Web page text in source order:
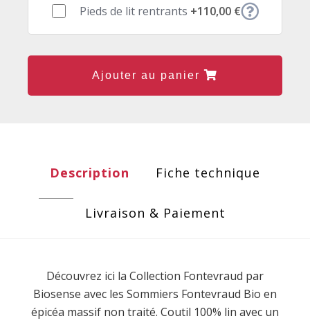
Pieds de lit rentrants +110,00 €
Ajouter au panier
Description Fiche technique
Livraison & Paiement
Découvrez ici la Collection Fontevraud par
Biosense avec les Sommiers Fontevraud Bio en
épicéa massif non traité. Coutil 100% lin avec un